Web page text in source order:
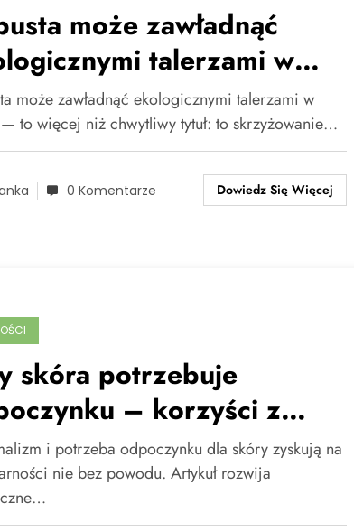
może zawładnąć
talerzami w
może zawładnąć ekologicznymi talerzami w
to więcej niż chwytliwy tytuł: to skrzyżowanie…
0 Komentarze Dowiedz Się Więcej
skóra potrzebuje
– korzyści z
kosmetyków
i potrzeba odpoczynku dla skóry zyskują na
nie bez powodu. Artykuł rozwija